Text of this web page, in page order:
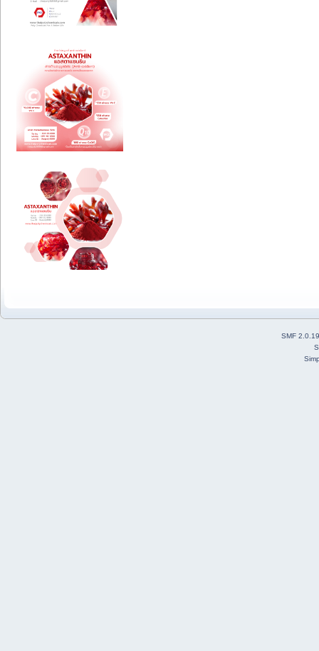
SMF 2.0.19